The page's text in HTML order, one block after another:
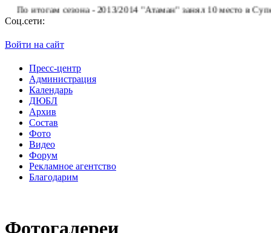
сезона - 2013/2014 "Атаман" занял 10 место в
Соц.сети:
Войти на сайт
Пресс-центр
Администрация
Календарь
ДЮБЛ
Архив
Состав
Фото
Видео
Форум
Рекламное агентство
Благодарим
Фотогалереи